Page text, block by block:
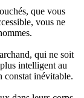
que vous
vous ne
qui ne soit
intelligent au
constat inévitable.